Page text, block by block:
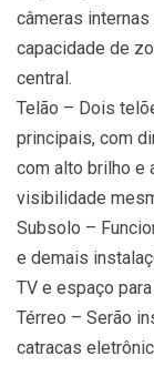
câmeras
capacidade de
central.
Telão – Dois
principais, com
com alto brilho e
visibilidade
Subsolo –
e demais
TV e espaço
Térreo – Serão
catracas